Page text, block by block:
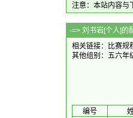
注意：本站内容与
-=> 刘书岩[个
相关链接：
比赛规
其他组别： 五六年
编号